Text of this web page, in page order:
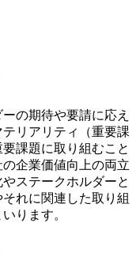
の期待や要請に応え
リアリティ（重要課
課題に取り組むこと
企業価値向上の両立
ステークホルダーと
れに関連した取り組
ります。